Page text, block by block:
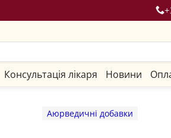
Консультація лікаря Новини
Аюрведичні добавки